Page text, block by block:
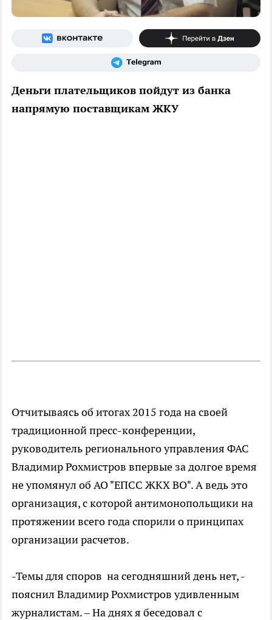
Деньги плательщиков пойдут из банка
напрямую поставщикам ЖКУ
Отчитываясь об итогах 2015 года на своей
традиционной пресс-конференции,
руководитель регионального управления ФАС
Владимир Рохмистров впервые за долгое время
не упомянул об АО "ЕПСС ЖКХ ВО". А ведь это
организация, с которой антимонопольщики на
протяжении всего года спорили о принципах
организации расчетов.
-Темы для споров на сегодняшний день нет, -
пояснил Владимир Рохмистров удивленным
журналистам. – На днях я беседовал с